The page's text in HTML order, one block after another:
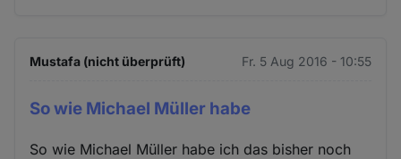
Mustafa (nicht überprüft) Fr. 5 Aug 2016 - 10:55
So wie Michael Müller habe
So wie Michael Müller habe ich das bisher noch